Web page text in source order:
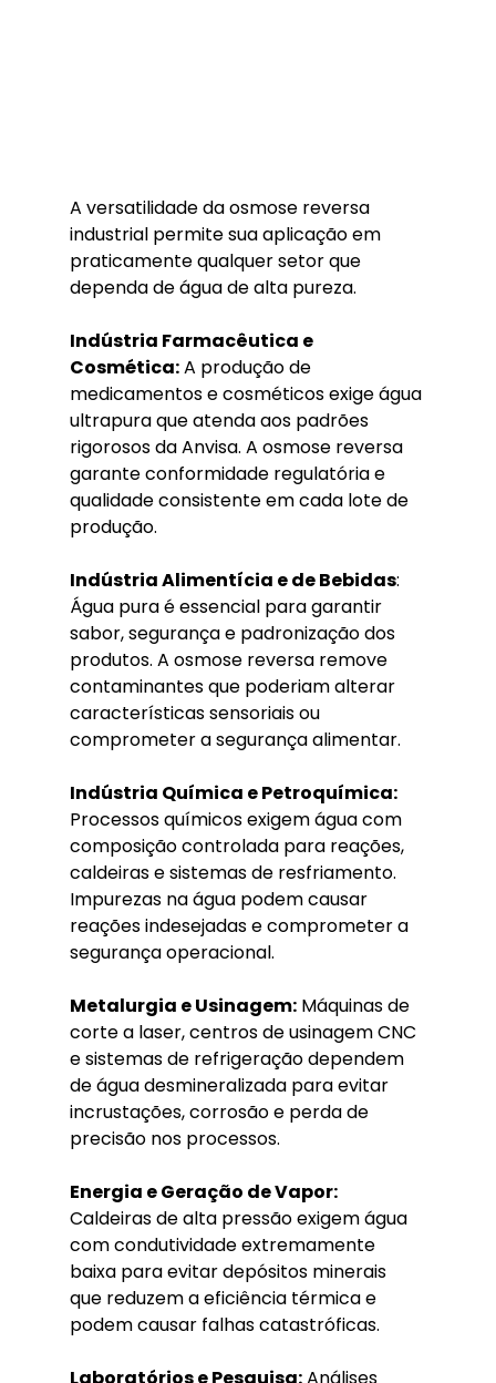
A versatilidade da osmose reversa
industrial permite sua aplicação em
praticamente qualquer setor que
dependa de água de alta pureza.
Indústria Farmacêutica e
Cosmética: A produção de
medicamentos e cosméticos exige água
ultrapura que atenda aos padrões
rigorosos da Anvisa. A osmose reversa
garante conformidade regulatória e
qualidade consistente em cada lote de
produção.
Indústria Alimentícia e de Bebidas:
Água pura é essencial para garantir
sabor, segurança e padronização dos
produtos. A osmose reversa remove
contaminantes que poderiam alterar
características sensoriais ou
comprometer a segurança alimentar.
Indústria Química e Petroquímica:
Processos químicos exigem água com
composição controlada para reações,
caldeiras e sistemas de resfriamento.
Impurezas na água podem causar
reações indesejadas e comprometer a
segurança operacional.
Metalurgia e Usinagem: Máquinas de
corte a laser, centros de usinagem CNC
e sistemas de refrigeração dependem
de água desmineralizada para evitar
incrustações, corrosão e perda de
precisão nos processos.
Energia e Geração de Vapor:
Caldeiras de alta pressão exigem água
com condutividade extremamente
baixa para evitar depósitos minerais
que reduzem a eficiência térmica e
podem causar falhas catastróficas.